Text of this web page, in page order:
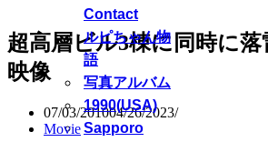
Contact
ルピちゃん物
語
写真アルバム
1990(USA)
Sapporo
超高層ビル3棟に同時に
映像
07/03/201004/26/2023
Movie